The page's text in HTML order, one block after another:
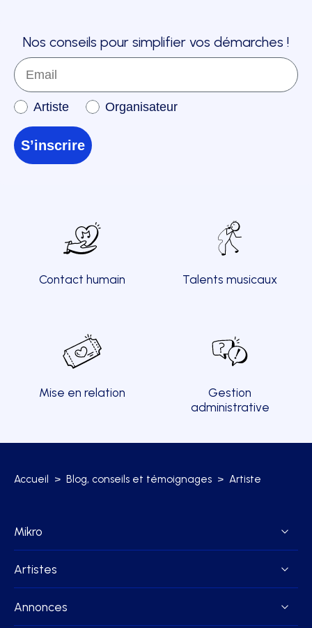
Nos conseils pour simplifier vos démarches !
Email
Inscription à la newsletter
Artiste Organisateur
S’inscrire
Contact humain Talents musicaux
Mise en relation
Gestion
administrative
Accueil > Blog, conseils et témoignages > Artiste
Mikro
Artistes
Annonces